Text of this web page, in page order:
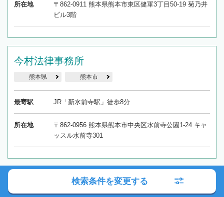
所在地
〒862-0911 熊本県熊本市東区健軍3丁目50-19 菊乃井
ビル3階
今村法律事務所
熊本県 熊本市
最寄駅 JR「新水前寺駅」徒歩8分
所在地
〒862-0956 熊本県熊本市中央区水前寺公園1-24 キャ
ッスル水前寺301
熊本中央法律事務所検索条件を変更する